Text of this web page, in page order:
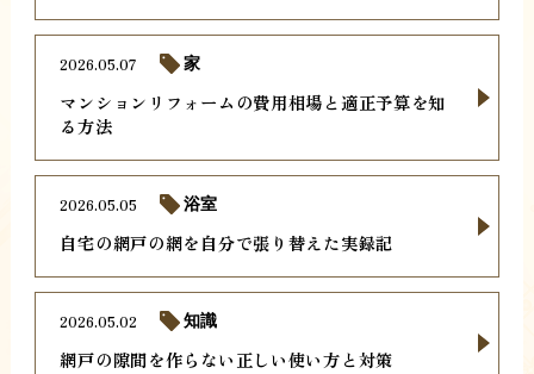
マンションリフォームの費用相場と適正予算を知
る方法
2026.05.07 家
自宅の網戸の網を自分で張り替えた実録記
2026.05.05 浴室
網戸の隙間を作らない正しい使い方と対策
2026.05.02 知識